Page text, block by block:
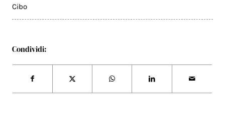
Cibo
Condividi: